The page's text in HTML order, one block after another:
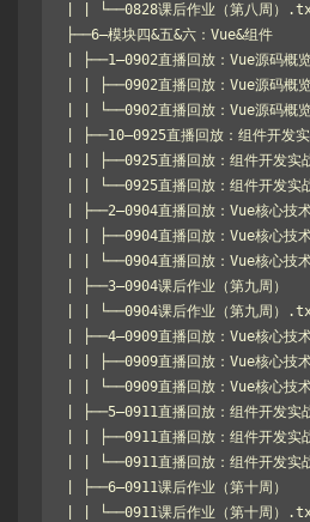
| | └──0828课后作业（第八周）
├──6–模块四&五&六：Vue&组件
| ├──1–0902直播回放：Vue源码概
| | ├──0902直播回放：Vue源码概
| | └──0902直播回放：Vue源码
| ├──10–0925直播回放：组件开发实
| | ├──0925直播回放：组件开发实
| | └──0925直播回放：组件开发
| ├──2–0904直播回放：Vue核心技
| | ├──0904直播回放：Vue核心技
| | └──0904直播回放：Vue核心
| ├──3–0904课后作业（第九周）
| | └──0904课后作业（第九周）
| ├──4–0909直播回放：Vue核心
| | ├──0909直播回放：Vue核心技
| | └──0909直播回放：Vue核心
| ├──5–0911直播回放：组件开发实
| | ├──0911直播回放：组件开发实
| | └──0911直播回放：组件开发
| ├──6–0911课后作业（第十周）
| | └──0911课后作业（第十周）